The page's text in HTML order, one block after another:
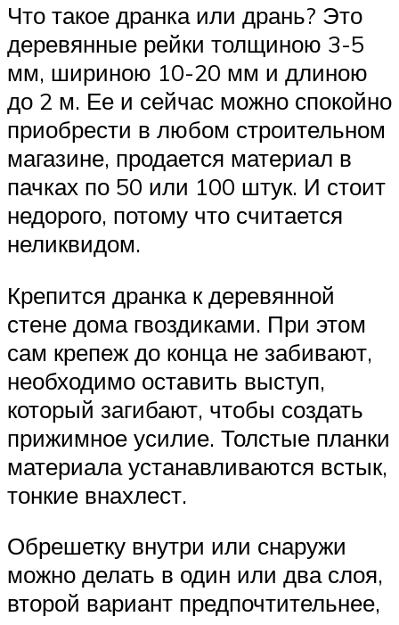
Что такое дранка или дрань? Это
деревянные рейки толщиною 3-5
мм, шириною 10-20 мм и длиною
до 2 м. Ее и сейчас можно спокойно
приобрести в любом строительном
магазине, продается материал в
пачках по 50 или 100 штук. И стоит
недорого, потому что считается
неликвидом.
Крепится дранка к деревянной
стене дома гвоздиками. При этом
сам крепеж до конца не забивают,
необходимо оставить выступ,
который загибают, чтобы создать
прижимное усилие. Толстые планки
материала устанавливаются встык,
тонкие внахлест.
Обрешетку внутри или снаружи
можно делать в один или два слоя,
второй вариант предпочтительнее,